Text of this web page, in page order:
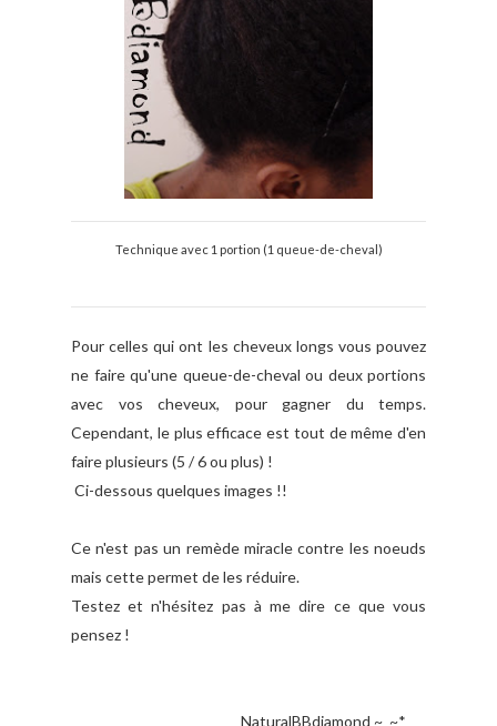
Technique avec 1 portion (1 queue-de-cheval)
Pour celles qui ont les cheveux longs vous pouvez
ne faire qu'une queue-de-cheval ou deux portions
avec vos cheveux, pour gagner du temps.
Cependant, le plus efficace est tout de même d'en
faire plusieurs (5 / 6 ou plus) !
Ci-dessous quelques images !!
Ce n'est pas un remède miracle contre les noeuds
mais cette permet de les réduire.
Testez et n'hésitez pas à me dire ce que vous
pensez !
NaturalBBdiamond ~_~*